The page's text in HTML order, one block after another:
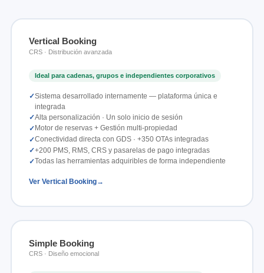
Vertical Booking
CRS · Distribución avanzada
Ideal para cadenas, grupos e independientes corporativos
Sistema desarrollado internamente — plataforma única e
integrada
Alta personalización · Un solo inicio de sesión
Motor de reservas + Gestión multi-propiedad
Conectividad directa con GDS · +350 OTAs integradas
+200 PMS, RMS, CRS y pasarelas de pago integradas
Todas las herramientas adquiribles de forma independiente
Ver Vertical Booking
Simple Booking
CRS · Diseño emocional